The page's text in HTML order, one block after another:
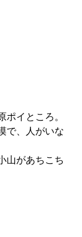
ポイところ。
で、人がいな
山があちこち